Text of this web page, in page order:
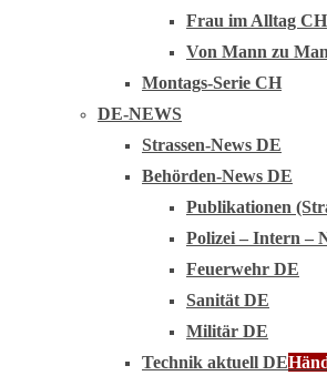
Frau im Alltag CH
Von Mann zu
Montags-Serie CH
DE-NEWS
Strassen-News DE
Behörden-News DE
Publikationen
Polizei – Intern –
Feuerwehr DE
Sanität DE
Militär DE
Technik aktuell DE